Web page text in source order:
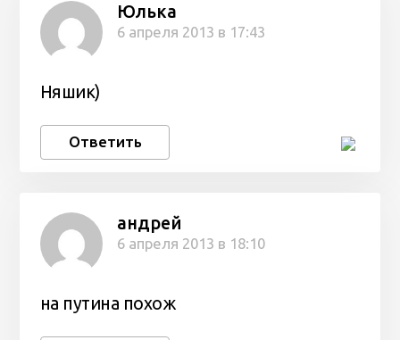
Юлька
6 апреля 2013 в 17:43
Няшик)
Ответить
андрей
6 апреля 2013 в 18:10
на путина похож